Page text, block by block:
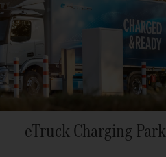
eTruck Charging Park